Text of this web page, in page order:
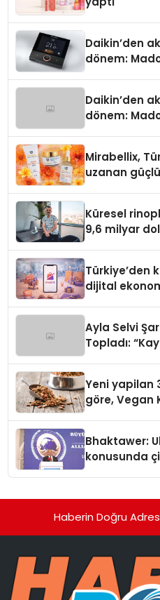
Daikin’den
dönem:
Daikin’den
dönem:
Mirabellix,
uzanan
Küresel
9,6 milyar
Türkiye’den
dijital
Ayla Selvi
Topladı:
Yeni yapilan
göre, Vegan
Bhaktawer:
konusunda
Haberin Doğru